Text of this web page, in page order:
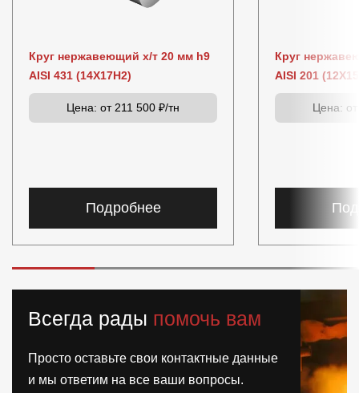
Круг нержавеющий х/т 20 мм h9
AISI 431 (14Х17Н2)
Цена: от 211 500 ₽/тн
Подробнее
Круг
AISI 201
Цена:
Всегда рады помочь вам
Просто оставьте свои контактные данные
и мы ответим на все ваши вопросы.